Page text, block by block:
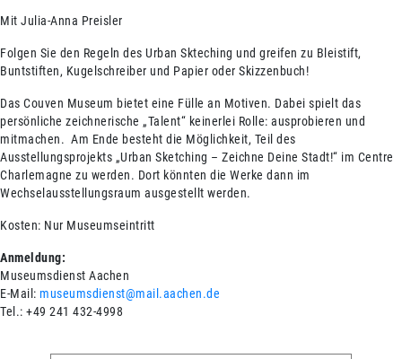
Mit Julia-Anna Preisler
Folgen Sie den Regeln des Urban Skteching und greifen zu Bleistift,
Buntstiften, Kugelschreiber und Papier oder Skizzenbuch!
Das Couven Museum bietet eine Fülle an Motiven. Dabei spielt das
persönliche zeichnerische „Talent“ keinerlei Rolle: ausprobieren und
mitmachen. Am Ende besteht die Möglichkeit, Teil des
Ausstellungsprojekts „Urban Sketching – Zeichne Deine Stadt!“ im Centre
Charlemagne zu werden. Dort könnten die Werke dann im
Wechselausstellungsraum ausgestellt werden.
Kosten: Nur Museumseintritt
Anmeldung:
Museumsdienst Aachen
E-Mail: museumsdienst@mail.aachen.de
Tel.: +49 241 432-4998